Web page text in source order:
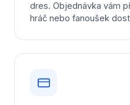
dres. Objednávka vám
hráč nebo fanoušek